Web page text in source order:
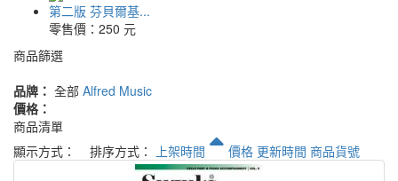
第二版 芬貝爾基...
零售價： 250 元
商品篩選
品牌： 全部 Alfred Music
價格：
商品清單
顯示方式：
排序方式： 上架時間 價格 更新時間 商品貨號